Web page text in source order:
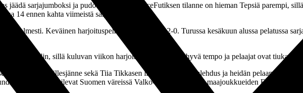
sarjajumboksi ja pudota Ykköseen. NiceFutiksen tilanne on hieman Tepsiä parempi,
14 ennen kahta viimeistä sarjakierrosta.
kolmesti. Keväinen harjoituspeli päättyi Tepsille 2-0. Turussa kesäkuun alussa pelatussa
mielin, sillä kuluvan viikon harjoituksissa on ollut hyvä tempo ja pelaajat ovat tiukasti
kipeytynyt akillesjänne sekä Tiia Tikkasen lievä kurkunpäätulehdus ja heidän pelaamisensa
jotka kamppailevat Suomen väreissä Valko-Venäjällä TU17-maajoukkueiden EM-